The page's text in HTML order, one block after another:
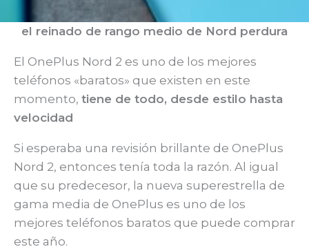
el reinado de rango medio de Nord perdura
El OnePlus Nord 2 es uno de los mejores
teléfonos «baratos» que existen en este
momento, tiene de todo, desde estilo hasta
velocidad
Si esperaba una revisión brillante de OnePlus
Nord 2, entonces tenía toda la razón. Al igual
que su predecesor, la nueva superestrella de
gama media de OnePlus es uno de los
mejores teléfonos baratos que puede comprar
este año.